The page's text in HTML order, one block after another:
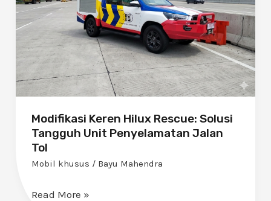
Modifikasi Keren Hilux Rescue: Solusi
Tangguh Unit Penyelamatan Jalan
Tol
Mobil khusus / Bayu Mahendra
Tangguh
Unit
Penyelamatan
Jalan
Tol
Read More »